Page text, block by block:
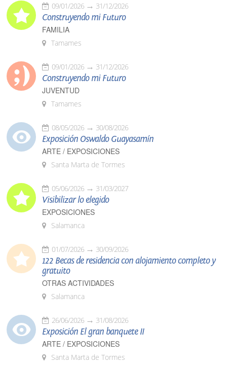
09/01/2026 31/12/2026
Construyendo mi Futuro
FAMILIA
Tamames
09/01/2026 31/12/2026
Construyendo mi Futuro
JUVENTUD
Tamames
08/05/2026 30/08/2026
Exposición Oswaldo Guayasamín
ARTE / EXPOSICIONES
Santa Marta de Tormes
05/06/2026 31/03/2027
Visibilizar lo elegido
EXPOSICIONES
Salamanca
01/07/2026 30/09/2026
122 Becas de residencia con alojamiento completo y
gratuito
OTRAS ACTIVIDADES
Salamanca
26/06/2026 31/08/2026
Exposición El gran banquete II
ARTE / EXPOSICIONES
Santa Marta de Tormes